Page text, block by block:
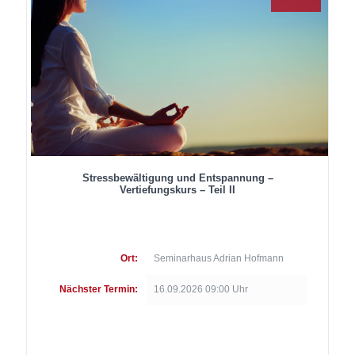
Stressbewältigung und Entspannung –
Vertiefungskurs – Teil II
Ort: Seminarhaus Adrian Hofmann
Nächster Termin: 16.09.2026 09:00 Uhr